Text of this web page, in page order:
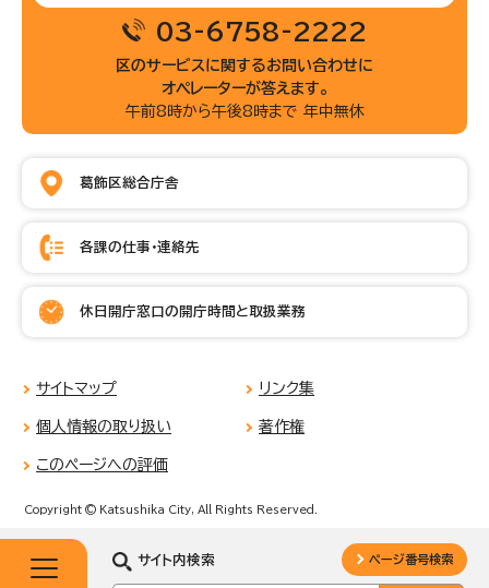
サイト内検索 ページ番号検索
03-6758-2222
区のサービスに関するお問い合わせに
オペレーターが答えます。
午前8時から午後8時まで 年中無休
葛飾区総合庁舎
各課の仕事・連絡先
休日開庁窓口の開庁時間と取扱業務
サイトマップ リンク集
個人情報の取り扱い 著作権
このページへの評価
Copyright © Katsushika City, All Rights Reserved.